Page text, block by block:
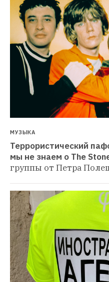
МУЗЫКА
Террористический
мы не знаем о The
группы от Петра